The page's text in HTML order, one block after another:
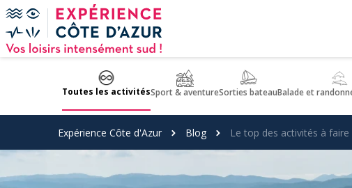
Panneau de gestion des cookies
Toutes les activitésSport & aventureSorties bateauBalade et
Expérience Côte d'Azur Blog Le top des activités à faire